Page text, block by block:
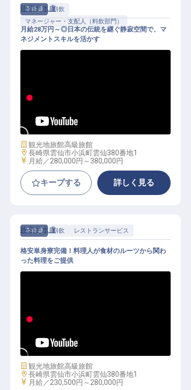
正社員
料飲
マネージャー・支配人（料飲部門）
）│寮あり／年休105日
旅亭半水盧
月給28万円～◎日本の伝統を継ぐ静寂空間で、マ
ネジメントスキルを活かす
施設業態
観光地旅館高級旅館
勤務地
長崎県雲仙市小浜町雲仙380番地1
給与
月給／280,000円～ 380,000円
キープする 詳しく見る
正社員 料飲 レストランサービス
育休取得実績あり／月8日休
旅亭半水盧
格安単身寮完備！料理人が食材のルーツから関わ
った料理をご提供
施設業態
観光地旅館高級旅館
勤務地
長崎県雲仙市小浜町雲仙380番地1
給与
月給／230,500円～ 280,000円